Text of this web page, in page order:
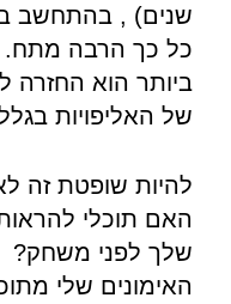
שנים) , בהתחשב
כל כך הרבה מתח.
ביותר הוא החזרה
של האליפויות
להיות שופטת זה
האם תוכלי
שלך לפני משחק?
האימונים שלי